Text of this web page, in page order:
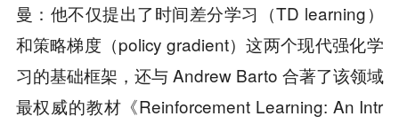
曼：他不仅提出了时间差分学习（TD learning）
和策略梯度（policy gradient）这两个现代强化学
习的基础框架，还与 Andrew Barto 合著了该领域
最权威的教材《Reinforcement Learning: An Intr